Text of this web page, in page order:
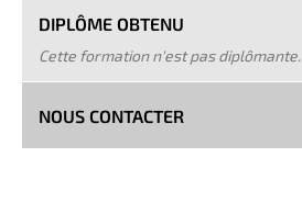
DIPLÔME OBTENU
Cette formation n'est pas diplômante.
NOUS CONTACTER